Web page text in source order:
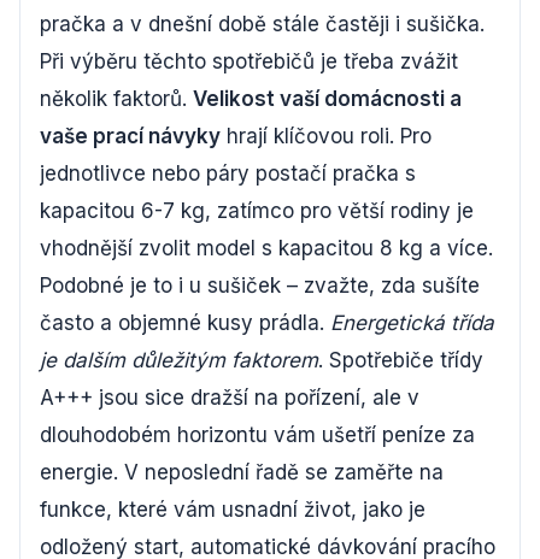
pračka a v dnešní době stále častěji i sušička.
Při výběru těchto spotřebičů je třeba zvážit
několik faktorů. Velikost vaší domácnosti a
vaše prací návyky hrají klíčovou roli. Pro
jednotlivce nebo páry postačí pračka s
kapacitou 6-7 kg, zatímco pro větší rodiny je
vhodnější zvolit model s kapacitou 8 kg a více.
Podobné je to i u sušiček – zvažte, zda sušíte
často a objemné kusy prádla. Energetická třída
je dalším důležitým faktorem. Spotřebiče třídy
A+++ jsou sice dražší na pořízení, ale v
dlouhodobém horizontu vám ušetří peníze za
energie. V neposlední řadě se zaměřte na
funkce, které vám usnadní život, jako je
odložený start, automatické dávkování pracího